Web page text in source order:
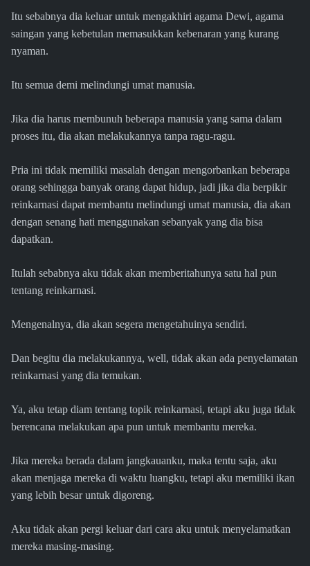
Itu sebabnya dia keluar untuk mengakhiri agama Dewi, agama
saingan yang kebetulan memasukkan kebenaran yang kurang
nyaman.
Itu semua demi melindungi umat manusia.
Jika dia harus membunuh beberapa manusia yang sama dalam
proses itu, dia akan melakukannya tanpa ragu-ragu.
Pria ini tidak memiliki masalah dengan mengorbankan beberapa
orang sehingga banyak orang dapat hidup, jadi jika dia berpikir
reinkarnasi dapat membantu melindungi umat manusia, dia akan
dengan senang hati menggunakan sebanyak yang dia bisa
dapatkan.
Itulah sebabnya aku tidak akan memberitahunya satu hal pun
tentang reinkarnasi.
Mengenalnya, dia akan segera mengetahuinya sendiri.
Dan begitu dia melakukannya, well, tidak akan ada penyelamatan
reinkarnasi yang dia temukan.
Ya, aku tetap diam tentang topik reinkarnasi, tetapi aku juga tidak
berencana melakukan apa pun untuk membantu mereka.
Jika mereka berada dalam jangkauanku, maka tentu saja, aku
akan menjaga mereka di waktu luangku, tetapi aku memiliki ikan
yang lebih besar untuk digoreng.
Aku tidak akan pergi keluar dari cara aku untuk menyelamatkan
mereka masing-masing.